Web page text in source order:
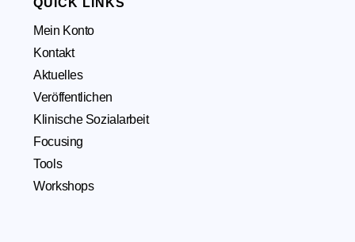
QUICK LINKS
Mein Konto
Kontakt
Aktuelles
Veröffentlichen
Klinische Sozialarbeit
Focusing
Tools
Workshops